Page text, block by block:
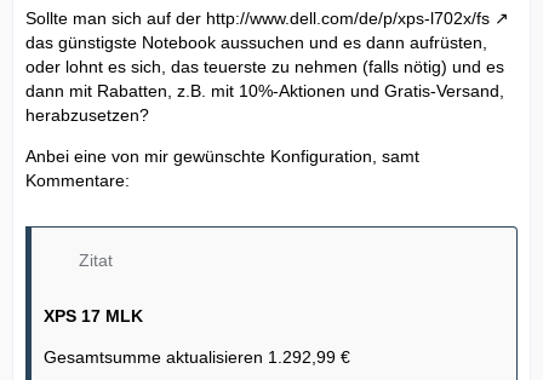
Sollte man sich auf der http://www.dell.com/de/p/xps-l702x/fs
das günstigste Notebook aussuchen und es dann aufrüsten,
oder lohnt es sich, das teuerste zu nehmen (falls nötig) und es
dann mit Rabatten, z.B. mit 10%-Aktionen und Gratis-Versand,
herabzusetzen?
Anbei eine von mir gewünschte Konfiguration, samt
Kommentare:
Zitat
XPS 17 MLK
Gesamtsumme aktualisieren 1.292,99 €